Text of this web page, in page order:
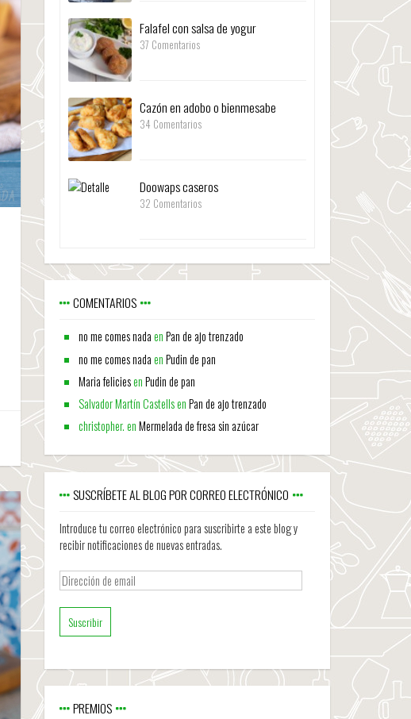
Falafel con salsa de yogur
37 Comentarios
Cazón en adobo o bienmesabe
34 Comentarios
Doowaps caseros
32 Comentarios
COMENTARIOS
no me comes nadaenPan de ajo trenzado
no me comes nadaenPudin de pan
Maria feliciesenPudin de pan
Salvador Martín CastellsenPan de ajo trenzado
christopher.enMermelada de fresa sin azúcar
SUSCRÍBETE AL BLOG POR CORREO ELECTRÓNICO
Introduce tu correo electrónico para suscribirte a este blog y
recibir notificaciones de nuevas entradas.
Dirección
de
email
PREMIOS